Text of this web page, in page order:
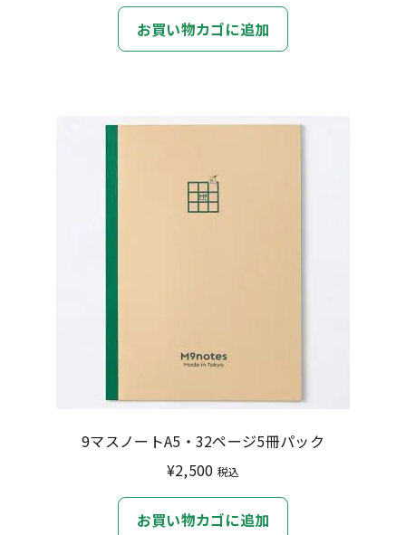
お買い物カゴに追加
9マスノートA5・32ページ5冊パック
¥2,500 税込
お買い物カゴに追加